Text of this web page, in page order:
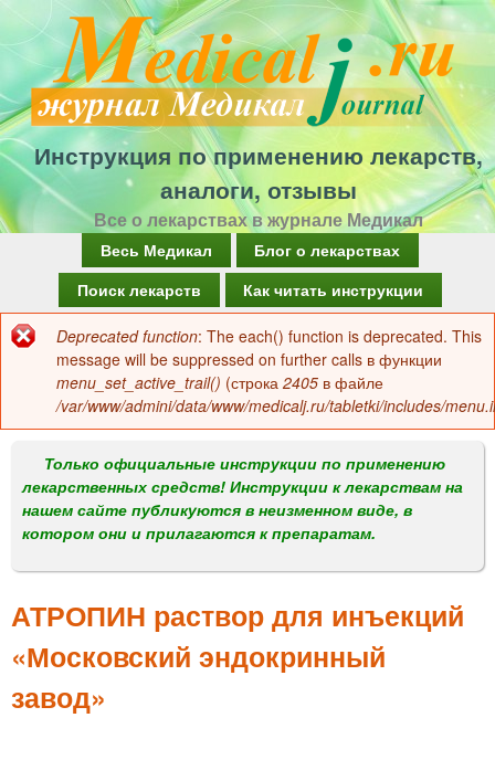
Перейти
к
основному
содержанию
Инструкция по применению лекарств,
аналоги, отзывы
Все о лекарствах в журнале Медикал
а
в
о
м
е
н
Весь Медикал
Блог о лекарствах
Поиск лекарств
Как читать инструкции
Сообщение
об
ошибке
Deprecated function: The each() function is deprecated. This
message will be suppressed on further calls в функции
menu_set_active_trail() (строка 2405 в файле
/var/www/admini/data/www/medicalj.ru/tabletki/includes/
Только официальные инструкции по применению
лекарственных средств! Инструкции к лекарствам на
нашем сайте публикуются в неизменном виде, в
котором они и прилагаются к препаратам.
АТРОПИН раствор для инъекций
«Московский эндокринный
завод»